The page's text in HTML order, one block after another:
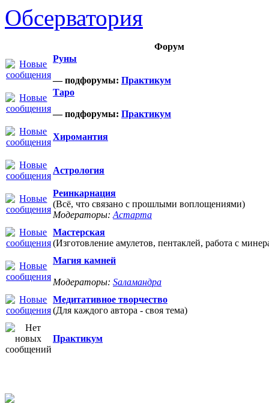
Обсерватория
Форум
Руны
— подфорумы: Практикум
Таро
— подфорумы: Практикум
Хиромантия
Астрология
Реинкарнация
(Всё, что связано с прошлыми воплощениями)
Модераторы: Астарта
Мастерская
(Изготовление амулетов, пентаклей, работа с
Магия камней
Модераторы: Sаламандра
Медитативное творчество
(Для каждого автора - своя тема)
Практикум